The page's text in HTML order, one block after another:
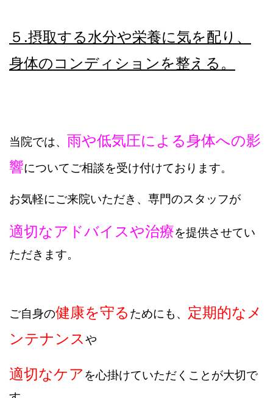
５.摂取する水分や栄養に気を配り、
身体のコンディションを整える。
当院では、 雨や低気圧による身体への影
響についてご相談を受け付けております。
お気軽にご来院いただき、 専門のスタッフが
適切なアドバイスや治療を提供させてい
ただきます。
ご自身の健康を守る ためにも、 定期的なメ
ンテナンスや
適切なケアを心掛けていただくことが大切で